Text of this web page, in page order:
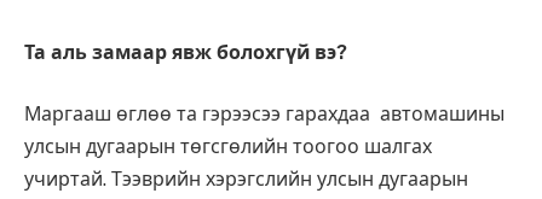
Та аль замаар явж болохгүй вэ?
Маргааш өглөө та гэрээсээ гарахдаа автомашины
улсын дугаарын төгсгөлийн тоогоо шалгах
учиртай. Тээврийн хэрэгслийн улсын дугаарын